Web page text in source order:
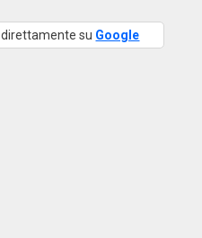
direttamente su Google